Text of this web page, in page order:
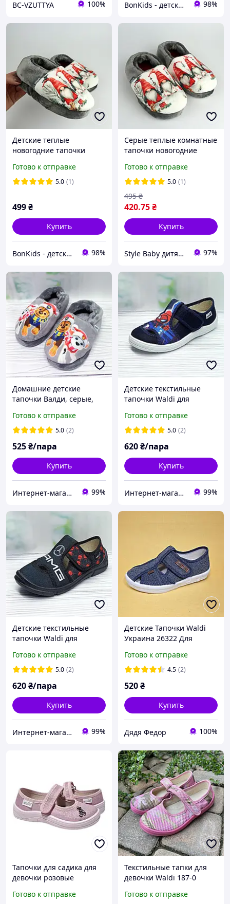
BC-VZUTTYA 100% BonKids - детский интернет-магазин 98%
Детские теплые
новогодние тапочки
Home
Готово к отправке
5.0 (1)
499₴
Купить
BonKids - детский интернет-магазин 98%
Серые теплые комнатные
тапочки новогодние
Гномы
Готово к отправке
5.0 (1)
420.75₴
495 ₴
Купить
Style Baby дитячий магазин 97%
Домашние детские
тапочки Валди, серые,
патруль"
Готово к отправке
5.0 (2)
525₴/пара
Купить
Интернет-магазин "ELEGRANTIK" 99%
Детские текстильные
тапочки Waldi для
синие
Готово к отправке
5.0 (2)
620₴/пара
Купить
Интернет-магазин "ELEGRANTIK" 99%
Детские текстильные
тапочки Waldi для
чёрные
Готово к отправке
5.0 (2)
620₴/пара
Купить
Интернет-магазин "ELEGRANTIK" 99%
Детские Тапочки Waldi
Украина 26322 Для
Готово к отправке
4.5 (2)
520₴
Купить
Дядя Федор 100%
Тапочки для садика для
девочки розовые
Готово к отправке
Текстильные тапки для
девочки Waldi 187-0
Готово к отправке